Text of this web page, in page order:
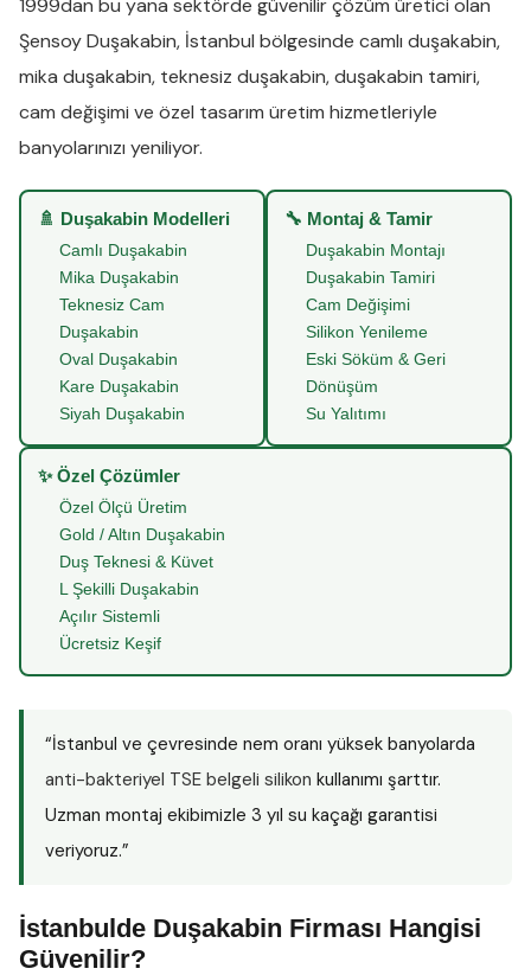
1999dan bu yana sektörde güvenilir çözüm üretici olan
Şensoy Duşakabin, İstanbul bölgesinde camlı duşakabin,
mika duşakabin, teknesiz duşakabin,duşakabin tamiri,
cam değişimi ve özel tasarım üretim hizmetleriyle
banyolarınızı yeniliyor.
🚿 Duşakabin Modelleri
Camlı Duşakabin
Mika Duşakabin
Teknesiz Cam
Duşakabin
Oval Duşakabin
Kare Duşakabin
Siyah Duşakabin
🔧 Montaj & Tamir
Duşakabin Montajı
Duşakabin Tamiri
Cam Değişimi
Silikon Yenileme
Eski Söküm & Geri
Dönüşüm
Su Yalıtımı
✨ Özel Çözümler
Özel Ölçü Üretim
Gold / Altın Duşakabin
Duş Teknesi & Küvet
L Şekilli Duşakabin
Açılır Sistemli
Ücretsiz Keşif
“İstanbul ve çevresinde nem oranı yüksek banyolarda
anti-bakteriyel TSE belgeli silikon kullanımı şarttır.
Uzman montaj ekibimizle 3 yıl su kaçağı garantisi
veriyoruz.”
İstanbulde Duşakabin Firması Hangisi
Güvenilir?